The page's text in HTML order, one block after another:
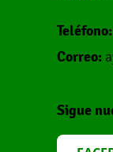
Teléfono:
Correo:
Sigue